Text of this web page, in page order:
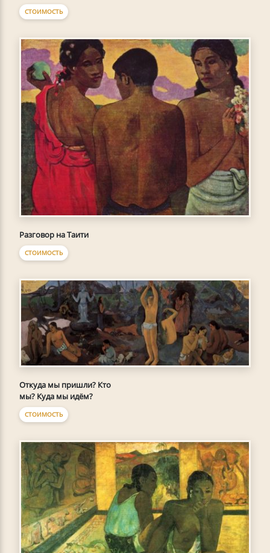
СТОИМОСТЬ
Разговор на Таити
СТОИМОСТЬ
Откуда мы пришли? Кто
мы? Куда мы идём?
СТОИМОСТЬ